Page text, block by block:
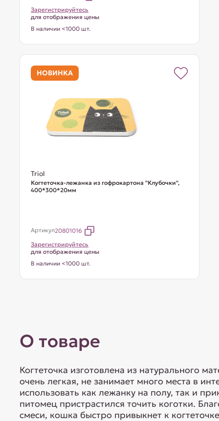
Зарегистрируйтесь
для отображения цены
В наличии <1000 шт.
НОВИНКА
Triol
Когтеточка-лежанка из гофрокартона "Клубочки",
400*300*20мм
Артикул20801016
Зарегистрируйтесь
для отображения цены
В наличии <1000 шт.
О товаре
Когтеточка изготовлена из натурального
очень легкая, не занимает много места в
использовать как лежанку на полу, так и
питомец пристрастился точить коготки.
смеси, кошка быстро привыкнет к